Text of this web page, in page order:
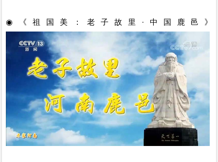
◉ 《祖国美：老子故里 ·中国鹿邑》